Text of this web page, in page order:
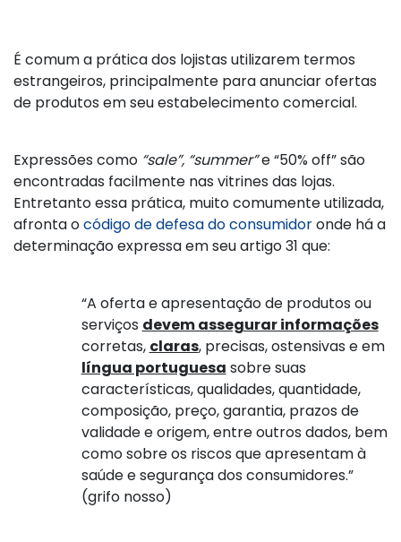
É comum a prática dos lojistas utilizarem termos
estrangeiros, principalmente para anunciar ofertas
de produtos em seu estabelecimento comercial.
Expressões como “sale”, “summer”e “50% off” são
encontradas facilmente nas vitrines das lojas.
Entretanto essa prática, muito comumente utilizada,
afronta ocódigo de defesa do consumidoronde há a
determinação expressa em seu artigo 31 que:
“A oferta e apresentação de produtos ou
serviços devem assegurar informações
corretas, claras,precisas, ostensivas e em
língua portuguesa sobre suas
características, qualidades, quantidade,
composição, preço, garantia, prazos de
validade e origem, entre outros dados, bem
como sobre os riscos que apresentam à
saúde e segurança dos consumidores.”
(grifo nosso)